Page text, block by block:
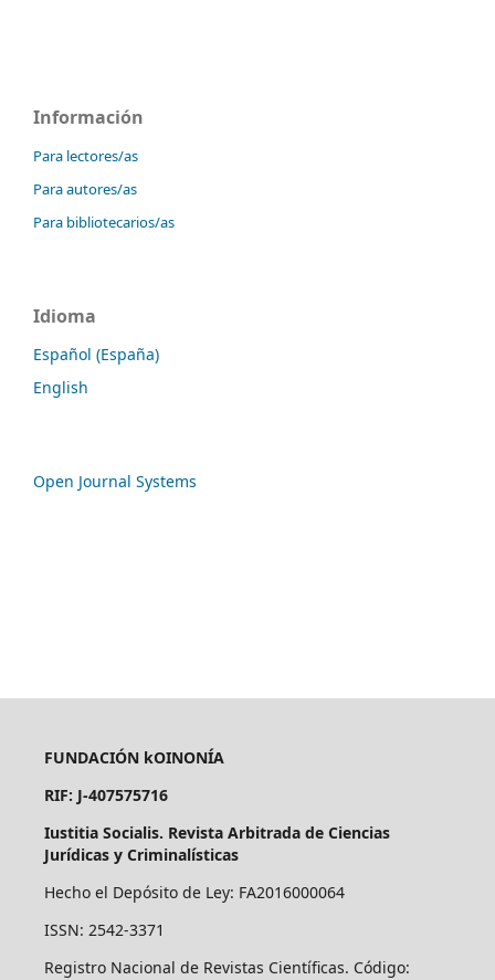
Información
Para lectores/as
Para autores/as
Para bibliotecarios/as
Idioma
Español (España)
English
Open Journal Systems
FUNDACIÓN kOINONÍA
RIF: J-407575716
Iustitia Socialis. Revista Arbitrada de Ciencias
Jurídicas y Criminalísticas
Hecho el Depósito de Ley: FA2016000064
ISSN: 2542-3371
Registro Nacional de Revistas Científicas. Código: